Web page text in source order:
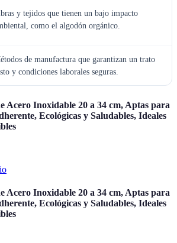
y tejidos que tienen un bajo impacto
como el algodón orgánico.
de manufactura que garantizan un trato
y condiciones laborales seguras.
Acero Inoxidable 20 a 34 cm, Aptas para
Ecológicas y Saludables, Ideales
Acero Inoxidable 20 a 34 cm, Aptas para
Ecológicas y Saludables, Ideales